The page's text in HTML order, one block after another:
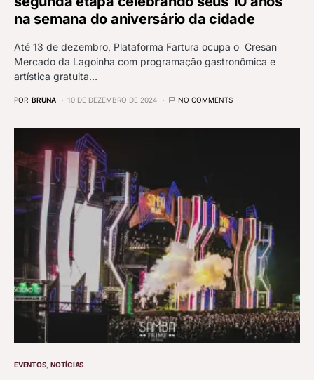
na semana do aniversário da cidade
Até 13 de dezembro, Plataforma Fartura ocupa o Cresan
Mercado da Lagoinha com programação gastronômica e
artística gratuita…
POR BRUNA 10 DE DEZEMBRO DE 2024 NO COMMENTS
EVENTOS NOTÍCIAS